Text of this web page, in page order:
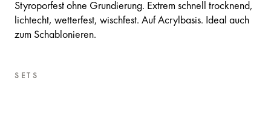
Styroporfest ohne Grundierung. Extrem schnell trocknend,
lichtecht, wetterfest, wischfest. Auf Acrylbasis. Ideal auch
zum Schablonieren.
SETS